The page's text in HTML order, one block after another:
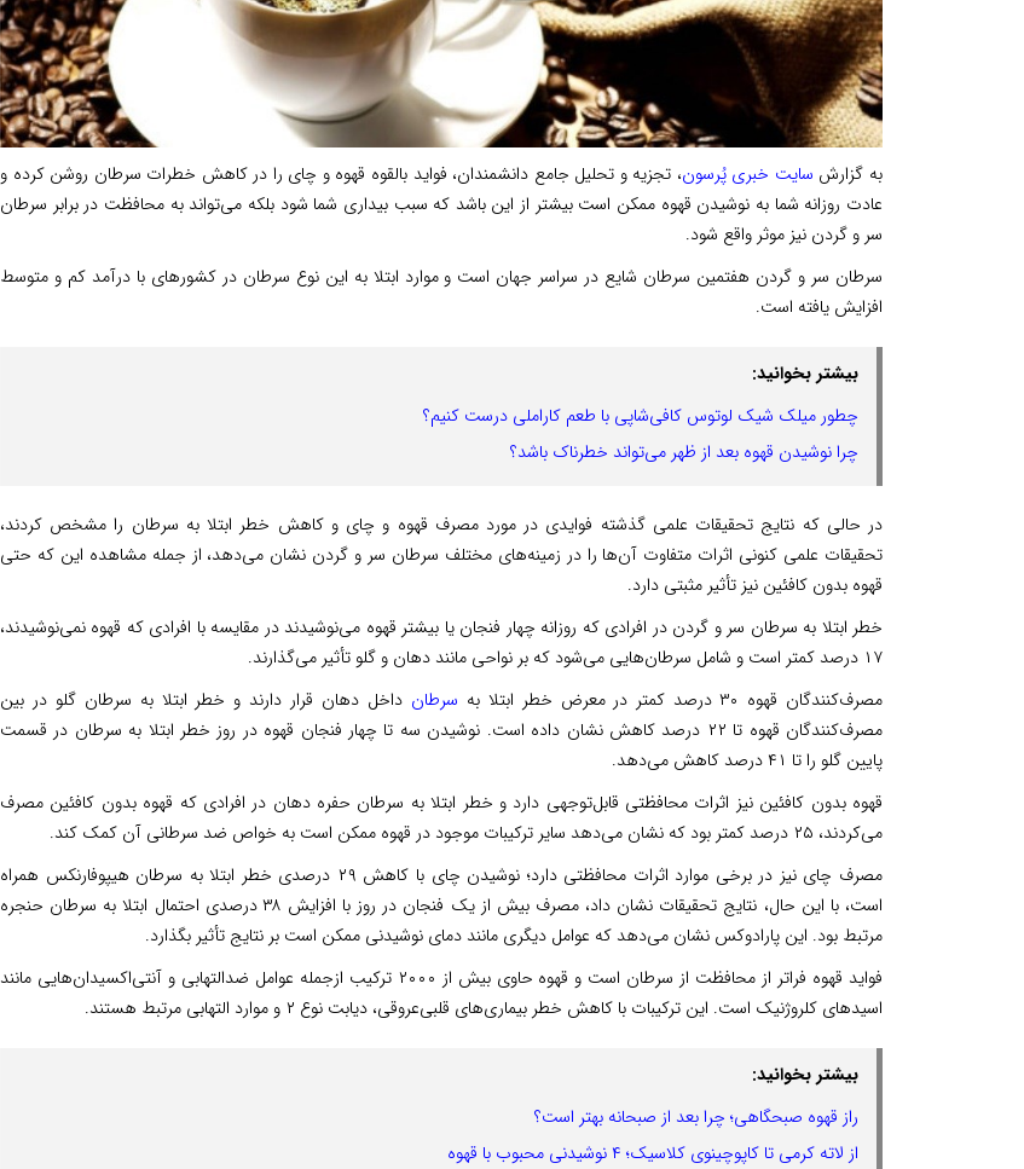
به گزارش سایت خبری پُرسون، تجزیه و تحلیل جامع دانشمندان، فواید بالقوه قهوه و چای را در کاهش خطرات سرطان روشن کرده و
عادت روزانه شما به نوشیدن قهوه ممکن است بیشتر از این باشد که سبب بیداری شما شود بلکه می‌تواند به محافظت در برابر سرطان
سر و گردن نیز موثر واقع شود.
سرطان سر و گردن هفتمین سرطان شایع در سراسر جهان است و موارد ابتلا به این نوع سرطان در کشورهای با درآمد کم و متوسط
‌افزایش یافته است.
بیشتر بخوانید:
چطور میلک شیک لوتوس کافی‌شاپی با طعم کاراملی درست کنیم؟
چرا نوشیدن قهوه بعد از ظهر می‌تواند خطرناک باشد؟
در حالی که نتایج تحقیقات علمی گذشته فوایدی در مورد مصرف قهوه و چای و کاهش خطر ابتلا به سرطان را مشخص کردند،
تحقیقات علمی کنونی اثرات متفاوت آن‌ها را در زمینه‌های مختلف سرطان سر و گردن نشان می‌دهد، از جمله مشاهده این که حتی
قهوه بدون کافئین نیز تأثیر مثبتی دارد.
خطر ابتلا به سرطان سر و گردن در افرادی که روزانه چهار فنجان یا بیشتر قهوه می‌نوشیدند در مقایسه با افرادی که قهوه نمی‌نوشیدند،
۱۷ درصد کمتر است و شامل سرطان‌هایی می‌شود که بر نواحی مانند دهان و گلو تأثیر می‌گذارند.
مصرف‌کنندگان قهوه ۳۰ درصد کمتر در معرض خطر ابتلا به
سرطان داخل دهان قرار دارند و خطر ابتلا به سرطان گلو در بین
مصرف‌کنندگان قهوه تا ۲۲ درصد کاهش نشان داده است. نوشیدن سه تا چهار فنجان قهوه در روز خطر ابتلا به سرطان در قسمت
پایین گلو را تا ۴۱ درصد کاهش می‌دهد.
قهوه بدون کافئین نیز اثرات محافظتی قابل‌توجهی دارد و خطر ابتلا به سرطان حفره دهان در افرادی که قهوه بدون کافئین مصرف
می‌کردند، ۲۵ درصد کمتر بود که نشان می‌دهد سایر ترکیبات موجود در قهوه ممکن است به خواص ضد سرطانی آن کمک کند.
مصرف چای نیز در برخی موارد اثرات محافظتی دارد؛ نوشیدن چای با کاهش ۲۹ درصدی خطر ابتلا به سرطان هیپوفارنکس همراه
است، با این حال، نتایج تحقیقات نشان داد، مصرف بیش از یک فنجان در روز با افزایش ۳۸ درصدی احتمال ابتلا به سرطان حنجره
مرتبط بود. این پارادوکس نشان می‌دهد که عوامل دیگری مانند دمای نوشیدنی ممکن است بر نتایج تأثیر بگذارد.
فواید قهوه فراتر از محافظت از سرطان است و قهوه حاوی بیش از ۲۰۰۰ ترکیب ازجمله عوامل ضدالتهابی و آنتی‌اکسیدان‌هایی مانند
اسیدهای کلروژنیک است. این ترکیبات با کاهش خطر بیماری‌های قلبی‌عروقی، دیابت نوع ۲ و موارد التهابی مرتبط هستند.
بیشتر بخوانید:
راز قهوه صبحگاهی؛ چرا بعد از صبحانه بهتر است؟
از لاته کرمی تا کاپوچینوی کلاسیک؛ ۴ نوشیدنی محبوب با قهوه